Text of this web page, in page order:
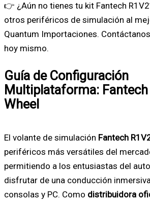
👉 ¿Aún no tienes tu kit Fantech
otros periféricos de simulación al
Quantum Importaciones.
hoy mismo.
Guía de Configuración
Multiplataforma: Fantech
Wheel
El volante de simulación Fantech
periféricos más versátiles del
permitiendo a los entusiastas del
disfrutar de una conducción
consolas y PC. Como distribuidora